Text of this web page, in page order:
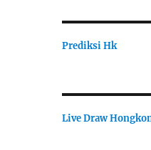
Prediksi Hk
Live Draw